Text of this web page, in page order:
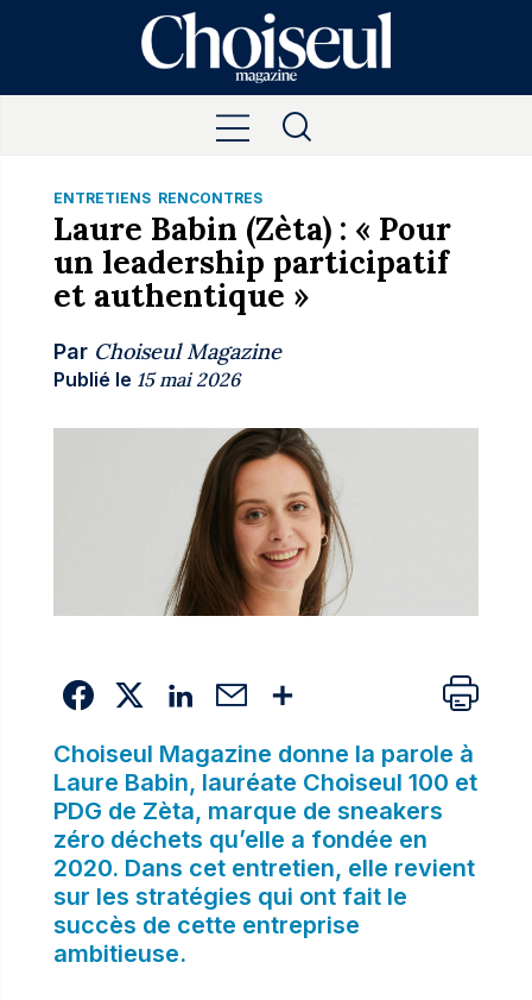
ENTRETIENS RENCONTRES
Laure Babin (Zèta) : « Pour
un leadership participatif
et authentique »
Par Choiseul Magazine
Publié le 15 mai 2026
Choiseul Magazine donne la parole à
Laure Babin, lauréate Choiseul 100 et
PDG de Zèta, marque de sneakers
zéro déchets qu’elle a fondée en
2020. Dans cet entretien, elle revient
sur les stratégies qui ont fait le
succès de cette entreprise
ambitieuse.